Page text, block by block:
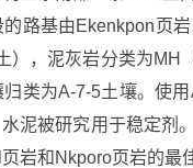
路基由Ekenkpon页
），泥灰岩分类为
类为A-7-5土壤。使
泥被研究用于稳定剂
岩和Nkporo页岩的最